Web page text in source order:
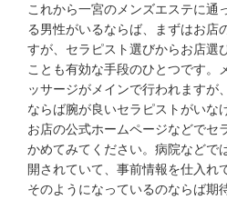
これから一宮のメンズエステに通
る男性がいるならば、まずはお店
すが、セラピスト選びからお店選
ことも有効な手段のひとつです。
ッサージがメインで行われますが
ならば腕が良いセラピストがいな
お店の公式ホームページなどでセ
かめてみてください。病院などで
開されていて、事前情報を仕入れ
そのようになっているのならば期